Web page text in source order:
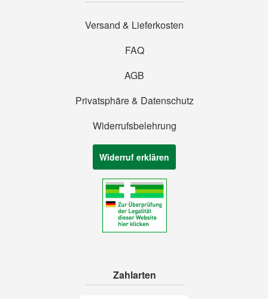
Versand & Lieferkosten
FAQ
AGB
Privatsphäre & Datenschutz
Widerrufsbelehrung
Widerruf erklären
Zahlarten